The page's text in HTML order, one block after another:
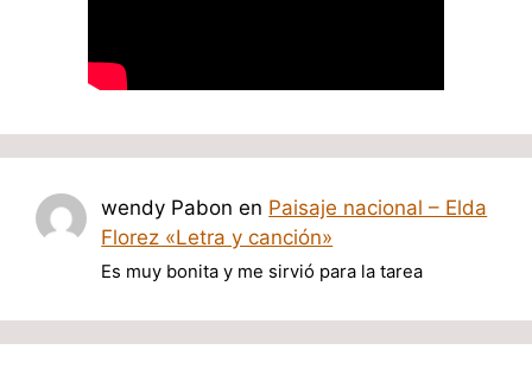
wendy Pabon en Paisaje nacional – Elda
Florez «Letra y canción»
Es muy bonita y me sirvió para la tarea